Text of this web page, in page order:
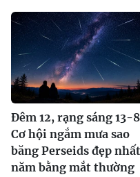
Đêm 12, rạng sáng 13-
Cơ hội ngắm mưa sao
băng Perseids đẹp nhất
năm bằng mắt thường